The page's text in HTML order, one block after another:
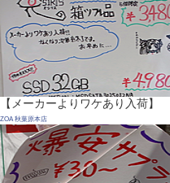
【メーカーよりワケあり入荷】
ZOA 秋葉原本店